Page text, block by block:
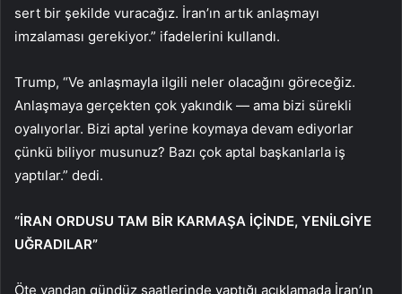
sert bir şekilde vuracağız. İran’ın artık anlaşmayı
imzalaması gerekiyor.” ifadelerini kullandı.
Trump, “Ve anlaşmayla ilgili neler olacağını göreceğiz.
Anlaşmaya gerçekten çok yakındık — ama bizi sürekli
oyalıyorlar. Bizi aptal yerine koymaya devam ediyorlar
çünkü biliyor musunuz? Bazı çok aptal başkanlarla iş
yaptılar.” dedi.
“İRAN ORDUSU TAM BİR KARMAŞA İÇİNDE, YENİLGİYE
UĞRADILAR”
Öte yandan gündüz saatlerinde yaptığı açıklamada İran’ın